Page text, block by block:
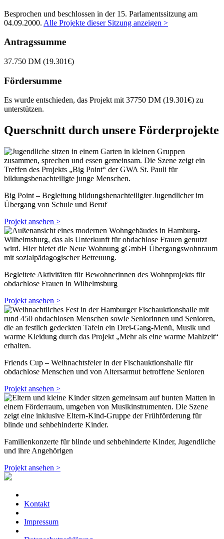
Besprochen und beschlossen in der 15. Parlamentssitzung am
04.09.2000. Alle Projekte dieser Sitzung anzeigen >
Antragssumme
37.750 DM (19.301€)
Fördersumme
Es wurde entschieden, das Projekt mit 37750 DM (19.301€) zu
unterstützen.
Querschnitt durch unsere Förderprojekte
Big Point – Begleitung bildungsbenachteiligter Jugendlicher im
Übergang von Schule und Beruf
Projekt ansehen >
Begleitete Aktivitäten für Bewohnerinnen des Wohnprojekts für
obdachlose Frauen in Wilhelmsburg
Projekt ansehen >
Friends Cup – Weihnachtsfeier in der Fischauktionshalle für
obdachlose Menschen und von Altersarmut betroffene Senioren
Projekt ansehen >
Familienkonzerte für blinde und sehbehinderte Kinder, Jugendliche
und ihre Angehörigen
Projekt ansehen >
Kontakt
Impressum